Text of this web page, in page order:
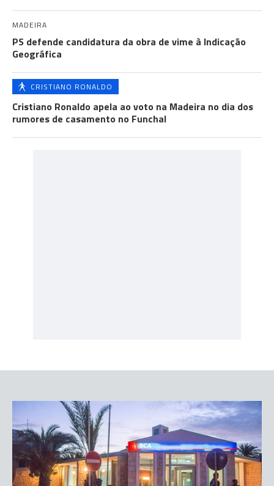
MADEIRA
PS defende candidatura da obra de vime à Indicação
Geográfica
CRISTIANO RONALDO
Cristiano Ronaldo apela ao voto na Madeira no dia dos
rumores de casamento no Funchal